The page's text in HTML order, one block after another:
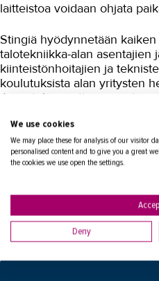
Studies in English
OPISKELIJAKSI
TAKK
YHTEYSTIEDOT
IN ENGLISH
laitteistoa voidaan ohjata
Stingiä hyödynnetään kaiken
talotekniikka-alan asentajien
kiinteistönhoitajien ja
koulutuksista alan yritysten
Järjestelmä auttaa
energiatehokkuutta ja
että ilmastoa.
We use cookies
We may place these for analysis of our visitor
personalised content and to give you a great
the cookies we use open the settings.
Deny